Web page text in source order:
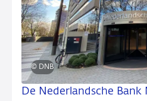
© DNB
De Nederlandsche Bank